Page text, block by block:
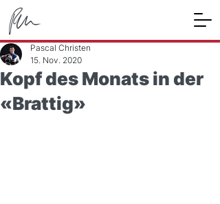
Kopf des Monats in der
«Brattig»
Pascal Christen
15. Nov. 2020